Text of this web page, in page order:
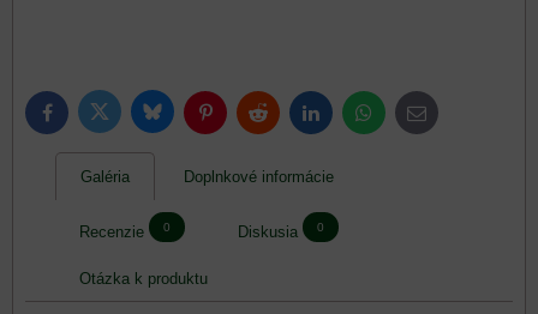
FacebookTwitter BlueskyPinterestReddit LinkedInWhatsApp
E-
mail
Galéria Doplnkové informácie
Recenzie 0 Diskusia 0
Otázka k produktu